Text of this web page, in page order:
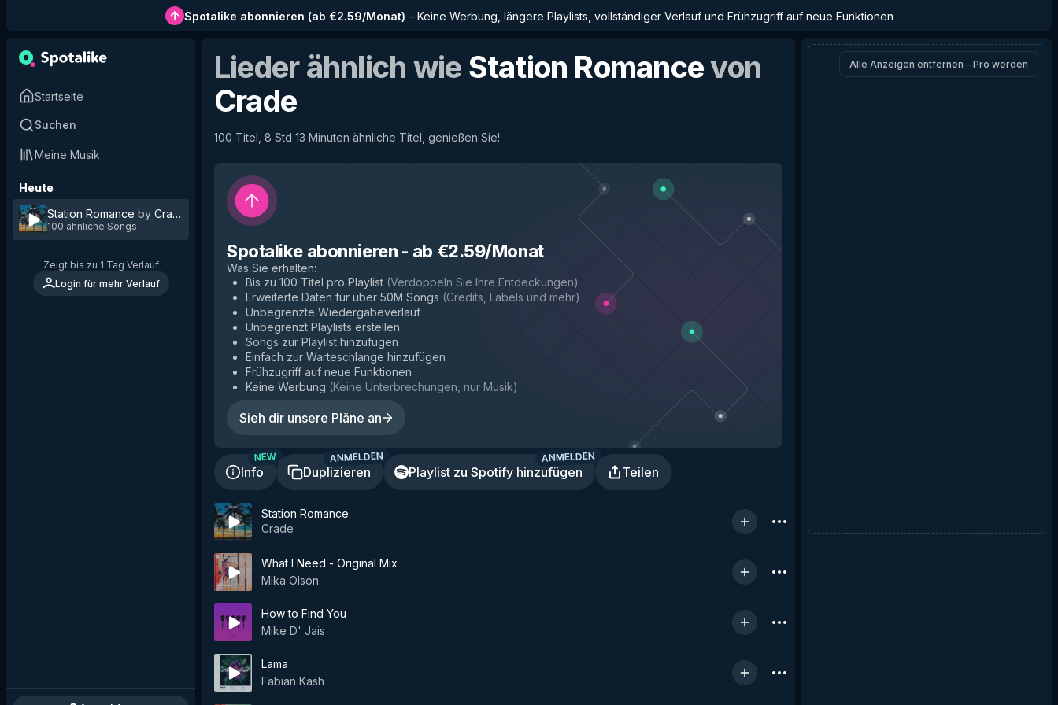
Spotalike abonnieren (ab €2.59/Monat) – Keine Werbung, längere Playlists, vollständiger Verlauf und Frühzugriff auf neue Funktionen
Startseite
Suchen
Meine Musik
Heute
Station Romance by Crade
100 ähnliche Songs
Zeigt bis zu 1 Tag Verlauf
Login für mehr Verlauf
Lieder ähnlich wie Station Romancevon
Crade
100 Titel, 8 Std 13 Minuten ähnliche Titel, genießen Sie!
Spotalike abonnieren - ab €2.59/Monat
Was Sie erhalten:
Bis zu 100 Titel pro Playlist (Verdoppeln Sie Ihre Entdeckungen)
Erweiterte Daten für über 50M Songs (Credits, Labels und mehr)
Unbegrenzte Wiedergabeverlauf
Unbegrenzt Playlists erstellen
Songs zur Playlist hinzufügen
Einfach zur Warteschlange hinzufügen
Frühzugriff auf neue Funktionen
Keine Werbung (Keine Unterbrechungen, nur Musik)
Sieh dir unsere Pläne an
Info
NEW
Duplizieren
ANMELDEN
Playlist zu Spotify hinzufügen
ANMELDEN
Teilen
Station Romance
Crade
What I Need - Original Mix
Mika Olson
How to Find You
Mike D' Jais
Lama
Fabian Kash
Alle Anzeigen entfernen – Pro werden